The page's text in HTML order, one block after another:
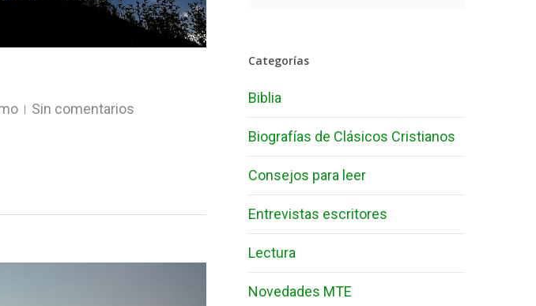
Sin comentarios
Categorías
Biblia
Biografías de Clásicos Cristianos
Consejos para leer
Entrevistas escritores
Lectura
Novedades MTE